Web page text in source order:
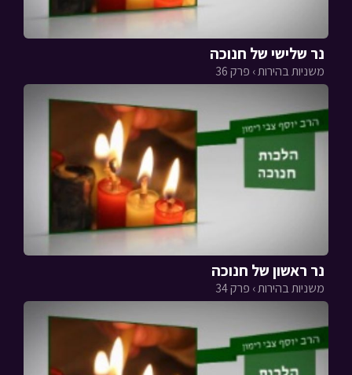
נר שלישי של חנוכה
משניות בהירות › פרק 36
נר ראשון של חנוכה
משניות בהירות › פרק 34